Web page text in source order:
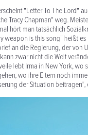
"Letter To The Lord"
Tracy Chapman" weg.
hört man tatsächlich
weapon is this song" heißt es
an die Regierung, der von
zwar nicht die Welt
lebt Irma in New York, wo
wo ihre Eltern noch
der Situation